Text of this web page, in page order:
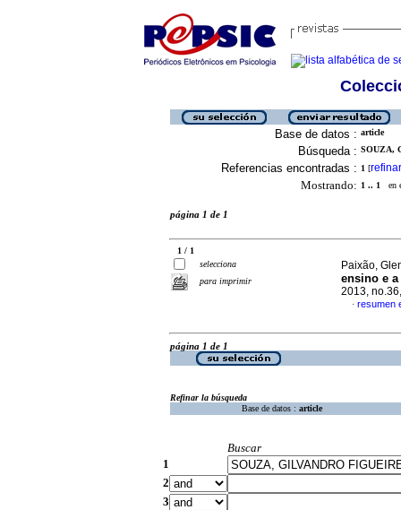
Base de datos : article
Búsqueda : SOUZA,
Referencias encontradas : 1 [refinar
Mostrando: 1 .. 1 en
página 1 de 1
1 / 1
selecciona
para imprimir
Paixão,
ensino e
2013,
· resumen
página 1 de 1
Refinar la búsqueda
Base de datos : article
Buscar
1
2
3